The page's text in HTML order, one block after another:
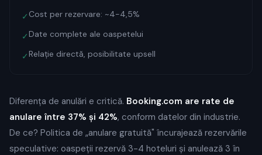
✓ Cost per rezervare: ~4-4,5%
✓Date complete ale oaspetelui
✓Relație directă, posibilitate upsell
Diferența de anulări e critică. Booking.com are rate de
anulare între 37% și 42%, conform datelor din industrie.
De ce? Politica de „anulare gratuită" încurajează rezervările
speculative: oaspeții rezervă 3-4 hoteluri și anulează 3 în